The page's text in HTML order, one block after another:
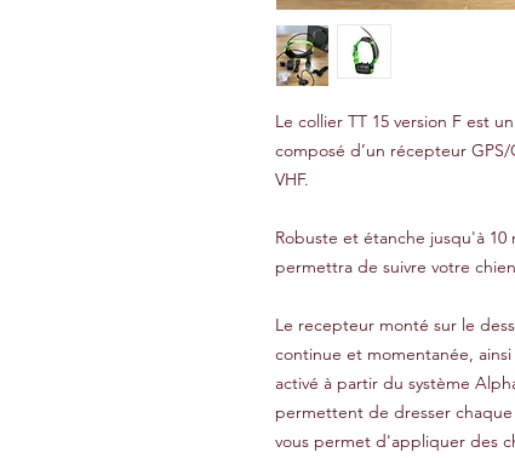
Le collier TT 15 version F est
composé d’un récepteur
VHF.
Robuste et étanche jusqu'à 10
permettra de suivre votre
Le recepteur monté sur le
continue et momentanée,
activé à partir du système
permettent de dresser
vous permet d'appliquer des